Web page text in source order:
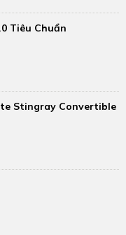
Tiêu Chuẩn
Stingray Convertible